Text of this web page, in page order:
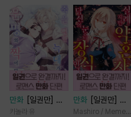
만화
[일권만] 죽
을 뻔한 늑대가 운
카놀라 유
만화
[일권만] 실
례지만 약혼자님,
Mashiro / Memeko